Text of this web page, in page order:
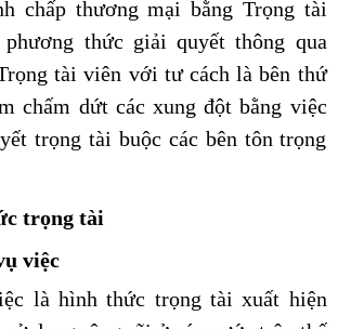
chấp thương mại bằng Trọng tài
thức giải quyết thông qua
tài viên với tư cách là bên thứ
chấm dứt các xung đột bằng việc
trọng tài buộc các bên tôn trọng
trọng tài
việc
là hình thức trọng tài xuất hiện